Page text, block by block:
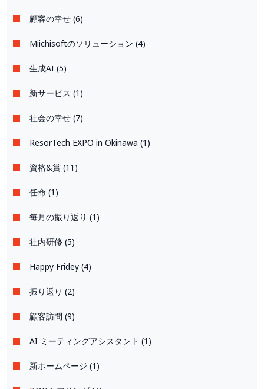
顧客の幸せ (6)
Miichisoftのソリューション (4)
生成AI (5)
新サービス (1)
社会の幸せ (7)
ResorTech EXPO in Okinawa (1)
資格&賞 (11)
任命 (1)
毎月の振り返り (1)
社内研修 (5)
Happy Fridey (4)
振り返り (2)
顧客訪問 (9)
AI ミーティングアシスタント (1)
新ホームページ (1)